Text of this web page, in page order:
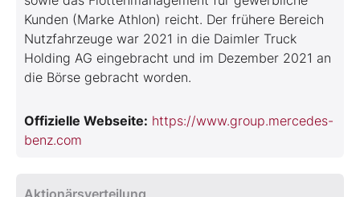
Kunden (Marke Athlon) reicht. Der frühere Bereich
Nutzfahrzeuge war 2021 in die Daimler Truck
Holding AG eingebracht und im Dezember 2021 an
die Börse gebracht worden.
Offizielle Webseite: https://www.group.mercedes-
benz.com
Aktionärsverteilung